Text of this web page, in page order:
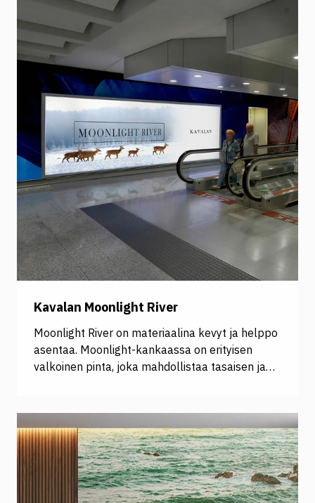
kokonaisuudeksi. Kiinnitysteipin paksuus 0,15
mm. Snail Tape 25 mm x 100 m
Kavalan Moonlight River
Moonlight River on materiaalina kevyt ja helppo
asentaa. Moonlight-kankaassa on erityisen
valkoinen pinta, joka mahdollistaa tasaisen ja
valokaappeihin.